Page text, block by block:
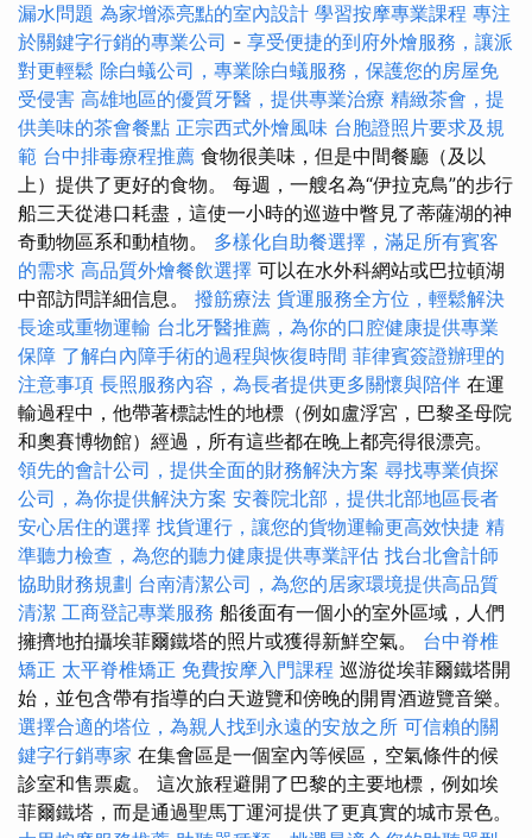
漏水問題 為家增添亮點的室內設計 學習按摩專業課程 專注
於關鍵字行銷的專業公司 - 享受便捷的到府外燴服務，讓派
對更輕鬆 除白蟻公司，專業除白蟻服務，保護您的房屋免
受侵害 高雄地區的優質牙醫，提供專業治療 精緻茶會，提
供美味的茶會餐點 正宗西式外燴風味 台胞證照片要求及規
範 台中排毒療程推薦 食物很美味，但是中間餐廳（及以
上）提供了更好的食物。 每週，一艘名為“伊拉克鳥”的步行
船三天從港口耗盡，這使一小時的巡遊中瞥見了蒂薩湖的神
奇動物區系和動植物。 多樣化自助餐選擇，滿足所有賓客
的需求 高品質外燴餐飲選擇 可以在水外科網站或巴拉頓湖
中部訪問詳細信息。 撥筋療法 貨運服務全方位，輕鬆解決
長途或重物運輸 台北牙醫推薦，為你的口腔健康提供專業
保障 了解白內障手術的過程與恢復時間 菲律賓簽證辦理的
注意事項 長照服務內容，為長者提供更多關懷與陪伴 在運
輸過程中，他帶著標誌性的地標（例如盧浮宮，巴黎圣母院
和奧賽博物館）經過，所有這些都在晚上都亮得很漂亮。
領先的會計公司，提供全面的財務解決方案 尋找專業偵探
公司，為你提供解決方案 安養院北部，提供北部地區長者
安心居住的選擇 找貨運行，讓您的貨物運輸更高效快捷 精
準聽力檢查，為您的聽力健康提供專業評估 找台北會計師
協助財務規劃 台南清潔公司，為您的居家環境提供高品質
清潔 工商登記專業服務 船後面有一個小的室外區域，人們
擁擠地拍攝埃菲爾鐵塔的照片或獲得新鮮空氣。 台中脊椎
矯正 太平脊椎矯正 免費按摩入門課程 巡游從埃菲爾鐵塔開
始，並包含帶有指導的白天遊覽和傍晚的開胃酒遊覽音樂。
選擇合適的塔位，為親人找到永遠的安放之所 可信賴的關
鍵字行銷專家 在集會區是一個室內等候區，空氣條件的候
診室和售票處。 這次旅程避開了巴黎的主要地標，例如埃
菲爾鐵塔，而是通過聖馬丁運河提供了更真實的城市景色。